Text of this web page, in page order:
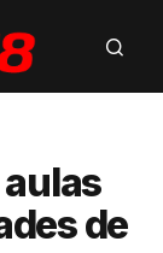
de